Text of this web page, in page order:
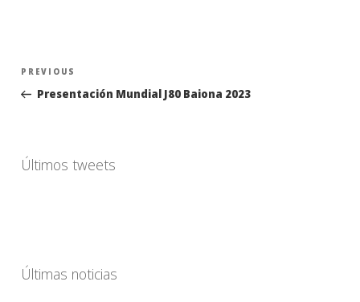
Navegación
entradas
Previous
Post
PREVIOUS
Presentación Mundial J80 Baiona 2023
Últimos tweets
Últimas noticias